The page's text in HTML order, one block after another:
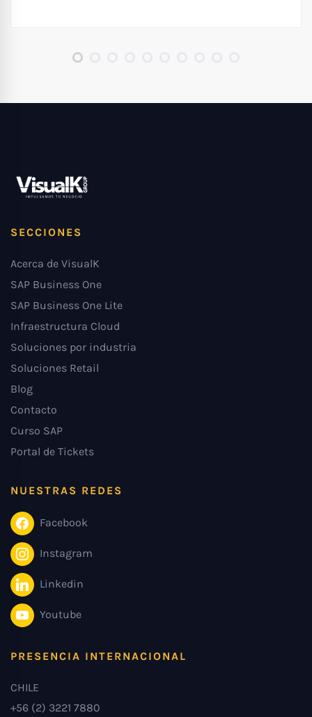
SECCIONES
Acerca de VisualK
SAP Business One
SAP Business One Lite
Infraestructura Cloud
Soluciones por industria
Soluciones Retail
Blog
Contacto
Curso SAP
Portal de Tickets
NUESTRAS REDES
Facebook
Instagram
Linkedin
Youtube
PRESENCIA INTERNACIONAL
CHILE
+56 (2) 3221 7880